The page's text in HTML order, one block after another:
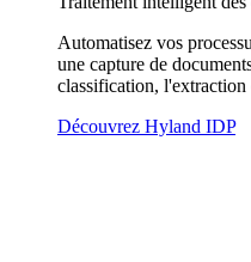
Automatisez vos
une capture de
classification, l'extraction
Découvrez Hyland IDP